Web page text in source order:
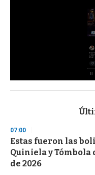
s
d
s
o
f
3
07:00
Estas fueron las
Quiniela y Tómbola
de 2026